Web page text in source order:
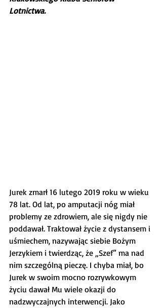
Lotnictwa.
Jurek zmarł 16 lutego 2019 roku w wieku
78 lat. Od lat, po amputacji nóg miał
problemy ze zdrowiem, ale się nigdy nie
poddawał. Traktował życie z dystansem i
uśmiechem, nazywając siebie Bożym
Jerzykiem i twierdząc, że „Szef” ma nad
nim szczególną pieczę. I chyba miał, bo
Jurek w swoim mocno rozrywkowym
życiu dawał Mu wiele okazji do
nadzwyczajnych interwencji. Jako